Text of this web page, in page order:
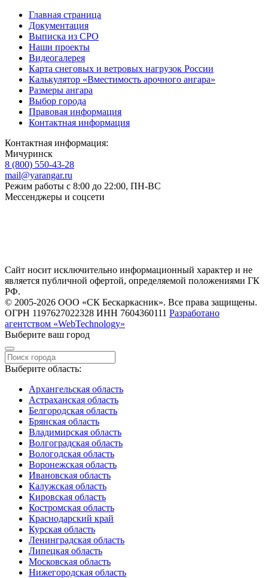
Главная страница
Документация
Выписка из СРО
Наши проекты
Видеогалерея
Карта снеговых и ветровых нагрузок России
Калькулятор «Вместимость арочного ангара»
Размеры ангара
Выбор города
Правовая информация
Контактная информация
Контактная информация:
Мичуринск
8 (800) 550-43-28
mail@yarangar.ru
Режим работы с 8:00 до 22:00, ПН-ВС
Мессенджеры и соцсети
Сайт носит исключительно информационный характер и не
является публичной офертой, определяемой положениями ГК
РФ.
© 2005-2026 ООО «СК Бескаркасник». Все права защищены.
ОГРН 1197627022328 ИНН 7604360111 Разработано
агентством «WebTechnology»
Выберите ваш город
Выберите область:
Архангельская область
Астраханская область
Белгородская область
Брянская область
Владимирская область
Волгоградская область
Вологодская область
Воронежская область
Ивановская область
Калужская область
Кировская область
Костромская область
Краснодарский край
Курская область
Ленинградская область
Липецкая область
Московская область
Нижегородская область